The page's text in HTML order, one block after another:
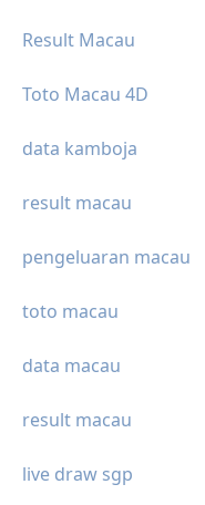
Result Macau
Toto Macau 4D
data kamboja
result macau
pengeluaran macau
toto macau
data macau
result macau
live draw sgp